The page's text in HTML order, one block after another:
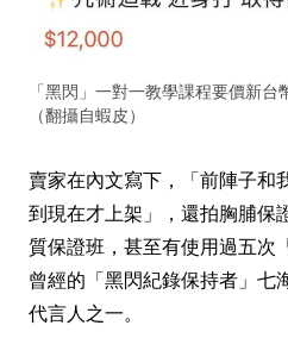
「黑閃」一對一教學課程要價新台
（翻攝自蝦皮）
賣家在內文寫下，「前陣子和
到現在才上架」，還拍胸脯保
質保證班，甚至有使用過五次
曾經的「黑閃紀錄保持者」七
代言人之一。